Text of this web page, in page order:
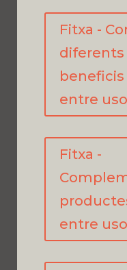
Fitxa -
entre
Fitxa -
entre